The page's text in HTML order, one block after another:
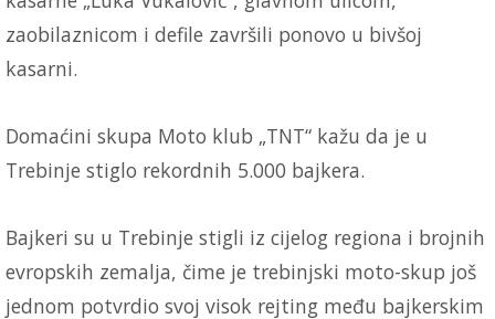
zaobilaznicom i defile završili ponovo u bivšoj
kasarni.
Domaćini skupa Moto klub „TNT“ kažu da je u
Trebinje stiglo rekordnih 5.000 bajkera.
Bajkeri su u Trebinje stigli iz cijelog regiona i brojnih
evropskih zemalja, čime je trebinjski moto-skup još
jednom potvrdio svoj visok rejting među bajkerskim